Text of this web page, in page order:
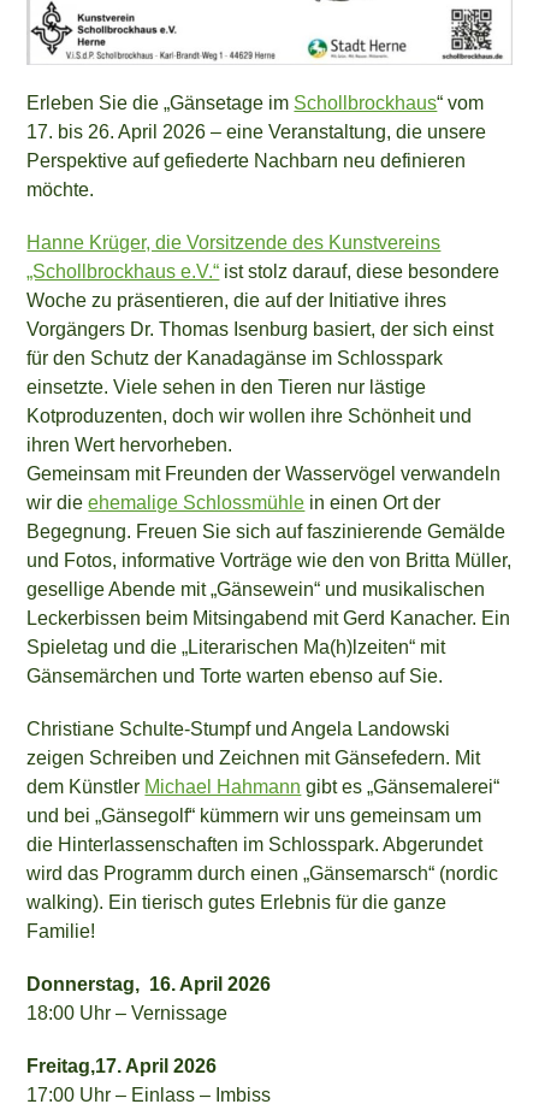
Erleben Sie die „Gänsetage im Schollbrockhaus“ vom
17. bis 26. April 2026 – eine Veranstaltung, die unsere
Perspektive auf gefiederte Nachbarn neu definieren
möchte.
Hanne Krüger, die Vorsitzende des Kunstvereins
„Schollbrockhaus e.V.“ ist stolz darauf, diese besondere
Woche zu präsentieren, die auf der Initiative ihres
Vorgängers Dr. Thomas Isenburg basiert, der sich einst
für den Schutz der Kanadagänse im Schlosspark
einsetzte. Viele sehen in den Tieren nur lästige
Kotproduzenten, doch wir wollen ihre Schönheit und
ihren Wert hervorheben.
Gemeinsam mit Freunden der Wasservögel verwandeln
wir dieehemalige Schlossmühle in einen Ort der
Begegnung. Freuen Sie sich auf faszinierende Gemälde
und Fotos, informative Vorträge wie den von Britta Müller,
gesellige Abende mit „Gänsewein“ und musikalischen
Leckerbissen beim Mitsingabend mit Gerd Kanacher. Ein
Spieletag und die „Literarischen Ma(h)lzeiten“ mit
Gänsemärchen und Torte warten ebenso auf Sie.
Christiane Schulte-Stumpf und Angela Landowski
zeigen Schreiben und Zeichnen mit Gänsefedern. Mit
dem Künstler Michael Hahmann gibt es „Gänsemalerei“
und bei „Gänsegolf“ kümmern wir uns gemeinsam um
die Hinterlassenschaften im Schlosspark. Abgerundet
wird das Programm durch einen „Gänsemarsch“ (nordic
walking). Ein tierisch gutes Erlebnis für die ganze
Familie!
Donnerstag, 16. April 2026
18:00 Uhr – Vernissage
Freitag,17. April 2026
17:00 Uhr – Einlass – Imbiss